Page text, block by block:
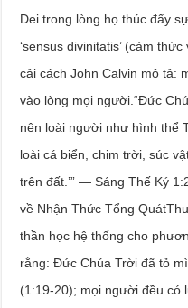
Dei trong lòng họ thúc đẩy
‘sensus divinitatis’ (cảm
cải cách John Calvin mô tả:
vào lòng mọi người.“Đức
nên loài người như hình thể
loài cá biển, chim trời, súc
trên đất.’” — Sáng Thế Ký
về Nhận Thức Tổng
thần học hệ thống cho
rằng: Đức Chúa Trời đã tỏ
(1:19-20); mọi người đều có